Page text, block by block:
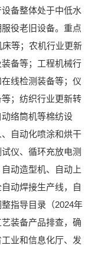
备整体处于中低水
役老旧设备。重点
等；农机行业更新
备等；工程机械行
线检测装备等；仪
；纺织行业更新转
络筒机等棉纺设
自动化喷涂和烘干
仪、循环充放电测
动造型机、自动上
动焊接生产线，自
指导目录（2024年
装备产品排查，确
业和信息化厅、发